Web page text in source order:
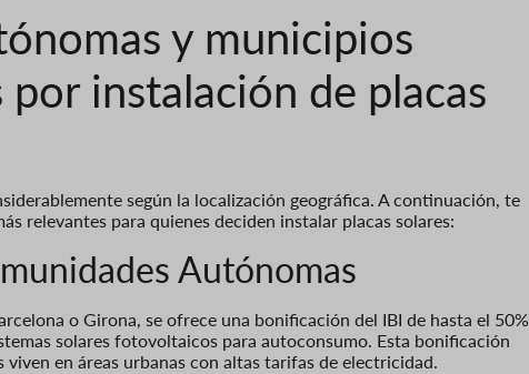
y municipios
instalación de placas
según la localización geográfica. A continuación, te
relevantes para quienes deciden instalar placas solares:
Autónomas
o Girona, se ofrece una bonificación del IBI de hasta el 50%
solares fotovoltaicos para autoconsumo. Esta bonificación
en áreas urbanas con altas tarifas de electricidad.